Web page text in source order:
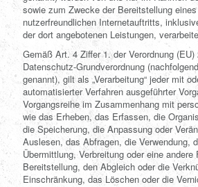
sowie zum Zwecke der Bereitstellung
nutzerfreundlichen Internetauftritts,
der dort angebotenen Leistungen,
Gemäß Art. 4 Ziffer 1. der Verordnung
Datenschutz-Grundverordnung
genannt), gilt als „Verarbeitung“ jeder mit
automatisierter Verfahren ausgeführter
Vorgangsreihe im Zusammenhang mit
wie das Erheben, das Erfassen, die
die Speicherung, die Anpassung oder
Auslesen, das Abfragen, die Verwendung,
Übermittlung, Verbreitung oder eine andere
Bereitstellung, den Abgleich oder die
Einschränkung, das Löschen oder die